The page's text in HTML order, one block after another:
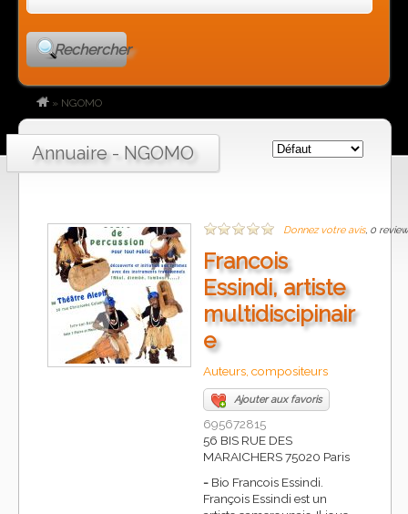
Rechercher
» NGOMO
Annuaire - NGOMO
Donnez votre avis, 0
Francois
Essindi, artiste
multidiscipinair
e
Auteurs, compositeurs
Ajouter aux favoris
695672815
56 BIS RUE DES
MARAICHERS 75020 Paris
- Bio Francois Essindi.
François Essindi est un